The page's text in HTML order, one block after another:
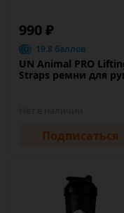
990 ₽
19.8 баллов
UN Animal PRO
Straps ремни для
Подписаться